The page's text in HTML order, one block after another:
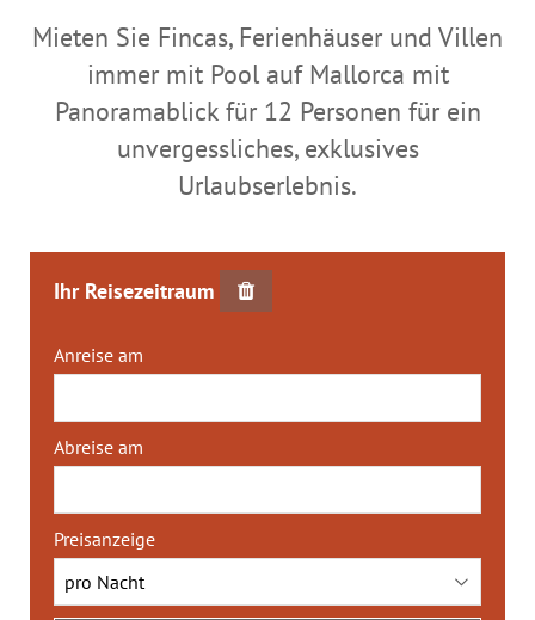
Mieten Sie Fincas, Ferienhäuser und Villen
immer mit Pool auf Mallorca mit
Panoramablick für 12 Personen für ein
unvergessliches, exklusives
Urlaubserlebnis.
Ihr Reisezeitraum
Anreise am
Abreise am
Preisanzeige